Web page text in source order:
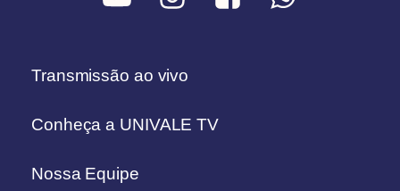
Transmissão ao vivo
Conheça a UNIVALE TV
Nossa Equipe